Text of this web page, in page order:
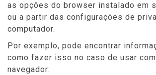
as opções do browser instalado em
ou a partir das configurações de
computador.
Por exemplo, pode encontrar
como fazer isso no caso de usar
navegador: